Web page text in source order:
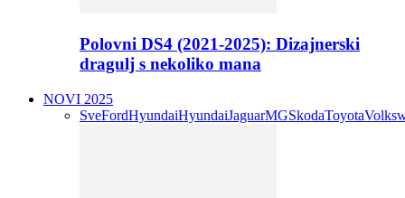
Polovni DS4 (2021-2025): Dizajnerski
dragulj s nekoliko mana
NOVI 2025
SveFordHyundaiHyundaiJaguarMGSkodaToyota